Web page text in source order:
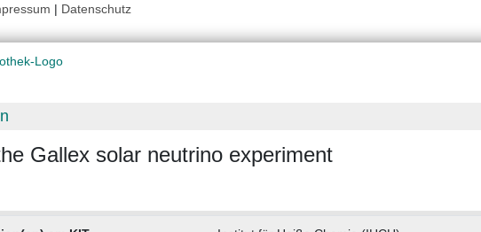
| Datenschutz
Gallex solar neutrino experiment